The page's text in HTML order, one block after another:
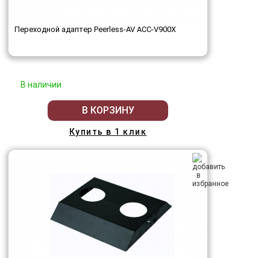
Переходной адаптер Peerless-AV ACC-V900X
В наличии
В КОРЗИНУ
Купить в 1 клик